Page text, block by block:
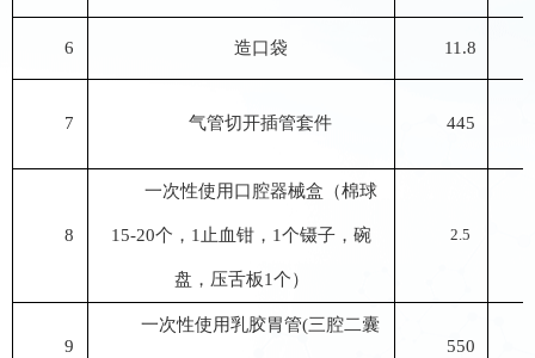
6 造口袋 11.8
7 气管切开插管套件 445
8
一次性使用口腔器械盒（棉球
15-20个，1止血钳，1个镊子，碗
盘，压舌板1个）
2.5
9
一次性使用乳胶胃管(三腔二囊
550